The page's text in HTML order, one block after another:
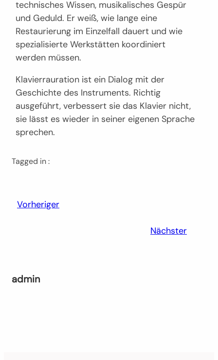
technisches Wissen, musikalisches Gespür
und Geduld. Er weiß, wie lange eine
Restaurierung im Einzelfall dauert und wie
spezialisierte Werkstätten koordiniert
werden müssen.
Klavierrauration ist ein Dialog mit der
Geschichte des Instruments. Richtig
ausgeführt, verbessert sie das Klavier nicht,
sie lässt es wieder in seiner eigenen Sprache
sprechen.
Tagged in :
Vorheriger
Nächster
admin